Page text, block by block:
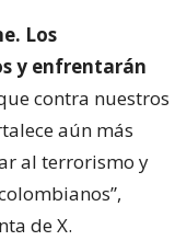
Los
y enfrentarán
contra nuestros
aún más
al terrorismo y
de X.